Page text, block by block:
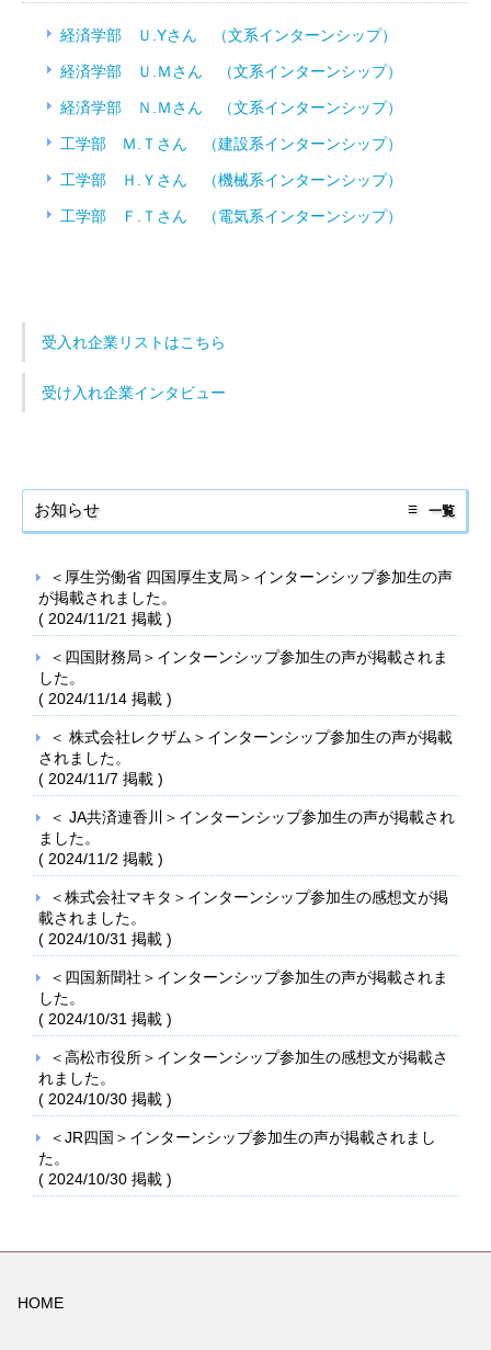
経済学部 Ｕ.Yさん （文系インターンシップ）
経済学部 Ｕ.Ｍさん （文系インターンシップ）
経済学部 Ｎ.Ｍさん （文系インターンシップ）
工学部 Ｍ.Ｔさん （建設系インターンシップ）
工学部 Ｈ.Ｙさん （機械系インターンシップ）
工学部 Ｆ.Ｔさん （電気系インターンシップ）
受入れ企業リストはこちら
受け入れ企業インタビュー
お知らせ 一覧
＜厚生労働省 四国厚生支局＞インターンシップ参加生の声
が掲載されました。
( 2024/11/21 掲載 )
＜四国財務局＞インターンシップ参加生の声が掲載されま
した。
( 2024/11/14掲載 )
＜ 株式会社レクザム＞インターンシップ参加生の声が掲載
されました。
( 2024/11/7 掲載 )
＜ JA共済連香川＞インターンシップ参加生の声が掲載され
ました。
( 2024/11/2 掲載 )
＜株式会社マキタ＞インターンシップ参加生の感想文が掲
載されました。
( 2024/10/31 掲載 )
＜四国新聞社＞インターンシップ参加生の声が掲載されま
した。
( 2024/10/31 掲載 )
＜高松市役所＞インターンシップ参加生の感想文が掲載さ
れました。
( 2024/10/30掲載 )
＜JR四国＞インターンシップ参加生の声が掲載されまし
た。
( 2024/10/30掲載 )
HOME